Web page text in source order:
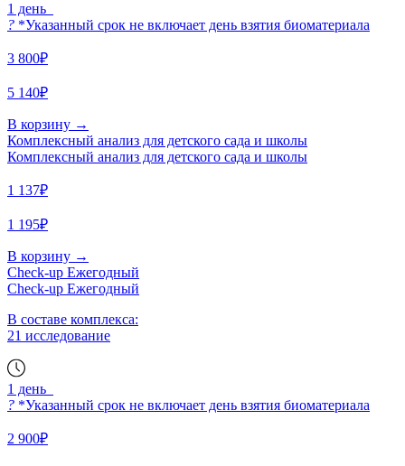
1 день
? *Указанный срок не включает день взятия биоматериала
3 800₽
5 140₽
В корзину →
Комплексный анализ для детского сада и школы
Комплексный анализ для детского сада и школы
1 137₽
1 195₽
В корзину →
Check-up Ежегодный
Check-up Ежегодный
В составе комплекса:
21 исследование
1 день
? *Указанный срок не включает день взятия биоматериала
2 900₽